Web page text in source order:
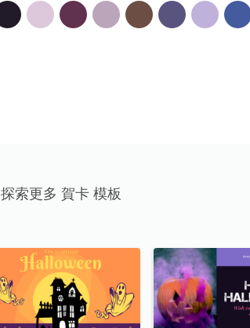
探索更多 賀卡 模板